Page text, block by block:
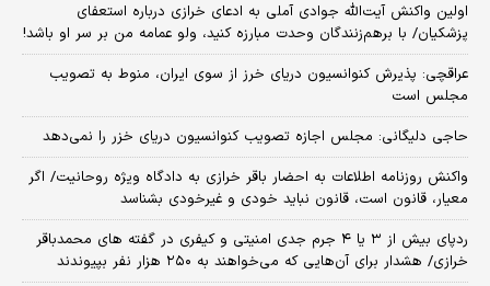
اولین واکنش آیت‌الله جوادی آملی به ادعای خرازی درباره استعفای
پزشکیان/ با برهم‌زنندگان وحدت مبارزه کنید، ولو عمامه من بر سر او باشد!
عراقچی: پذیرش کنوانسیون دریای خرز از سوی ایران، منوط به تصویب
مجلس است
حاجی دلیگانی: مجلس اجازه تصویب کنوانسیون دریای خزر را نمی‌دهد
واکنش روزنامه اطلاعات به احضار باقر خرازی به دادگاه ویژه روحانیت/ اگر
معیار، قانون است، قانون نباید خودی و غیرخودی بشناسد
ردپای بیش از ۳ یا ۴ جرم جدی امنیتی و کیفری در گفته های محمدباقر
خرازی/ هشدار برای آن‌هایی که می‌خواهند به ۲۵۰ هزار نفر بپیوندند